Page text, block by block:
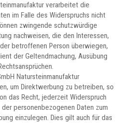
verarbeitet die
im Falle des Widerspruchs nicht
zwingende schutzwürdige
nachweisen, die den Interessen,
betroffenen Person überwiegen,
der Geltendmachung, Ausübung
Natursteinmanufaktur
um Direktwerbung zu betreiben, so
das Recht, jederzeit Widerspruch
personenbezogenen Daten zum
einzulegen. Dies gilt auch für das